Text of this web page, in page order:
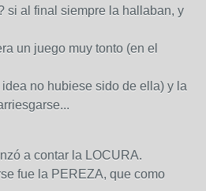
si al final siempre la hallaban, y
un juego muy tonto (en el
no hubiese sido de ella) y la
a contar la LOCURA.
fue la PEREZA, que como